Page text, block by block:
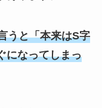
うと「本来はS字
になってしまっ